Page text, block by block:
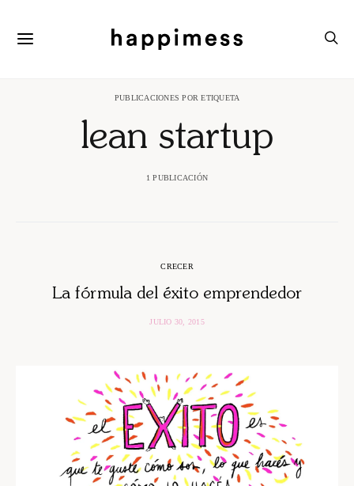
PUBLICACIONES POR ETIQUETA
lean startup
1 PUBLICACIÓN
CRECER
La fórmula del éxito emprendedor
JULIO 30, 2015